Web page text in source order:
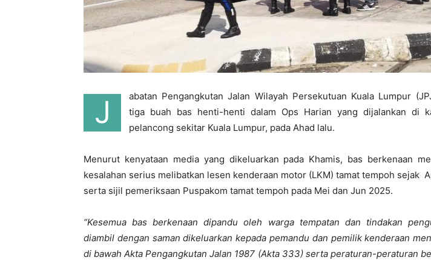
J
abatan Pengangkutan Jalan Wilayah Persekutuan Kuala Lumpur
tiga buah bas henti-henti dalam Ops Harian yang dijalankan di
pelancong sekitar Kuala Lumpur, pada Ahad lalu.
Menurut kenyataan media yang dikeluarkan pada Khamis, bas berkenaan
kesalahan serius melibatkan lesen kenderaan motor (LKM) tamat tempoh sejak
serta sijil pemeriksaan Puspakom tamat tempoh pada Mei dan Jun 2025.
“Kesemua bas berkenaan dipandu oleh warga tempatan dan tindakan
diambil dengan saman dikeluarkan kepada pemandu dan pemilik kenderaan
di bawah Akta Pengangkutan Jalan 1987 (Akta 333) serta peraturan-peraturan